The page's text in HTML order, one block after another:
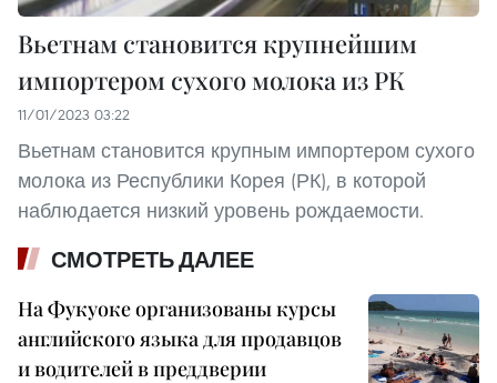
Вьетнам становится крупнейшим
импортером сухого молока из РК
11/01/2023 03:22
Вьетнам становится крупным импортером сухого
молока из Республики Корея (РК), в которой
наблюдается низкий уровень рождаемости.
СМОТРЕТЬ ДАЛЕЕ
На Фукуоке организованы курсы
английского языка для продавцов
и водителей в преддверии